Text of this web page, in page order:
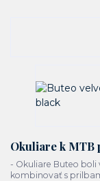
Okuliare k MTB
- Okuliare Buteo boli
kombinovať s